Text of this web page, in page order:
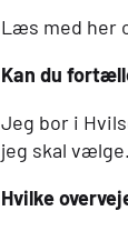
Læs med her
Kan du
Jeg bor i
jeg skal vælge.
Hvilke